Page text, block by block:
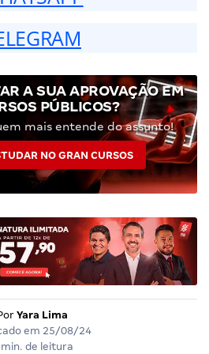
A SUA APROVAÇÃO EM
PÚBLICOS?
mais entende do assunto!
NO GRAN CURSOS
Yara Lima
em 25/08/24
min. de leitura